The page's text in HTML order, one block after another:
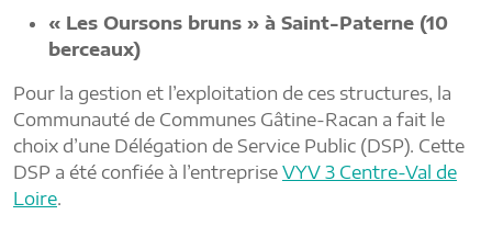
« Les Oursons bruns » à Saint-Paterne (10
berceaux)
Pour la gestion et l’exploitation de ces structures, la
Communauté de Communes Gâtine-Racan a fait le
choix d’une Délégation de Service Public (DSP). Cette
DSP a été confiée à l’entreprise VYV 3 Centre-Val de
Loire.